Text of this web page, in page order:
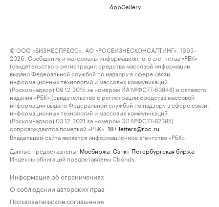
AppGallery
© ООО «БИЗНЕСПРЕСС», АО «РОСБИЗНЕСКОНСАЛТИНГ», 1995–
2026. Сообщения и материалы информационного агентства «РБК»
(свидетельство о регистрации средства массовой информации
выдано Федеральной службой по надзору в сфере связи,
информационных технологий и массовых коммуникаций
(Роскомнадзор) 09.12.2015 за номером ИА №ФС77-63848) и сетевого
издания «РБК» (свидетельство о регистрации средства массовой
информации выдано Федеральной службой по надзору в сфере связи,
информационных технологий и массовых коммуникаций
(Роскомнадзор) 03.12.2021 за номером ЭЛ №ФС77-82385)
сопровождаются пометкой «РБК».
18+ letters@rbc.ru
Владельцем сайта является информационное агентство «РБК».
Данные предоставлены: Мосбиржа Санкт-Петербургская биржа
Индексы облигаций предоставлены Cbonds.
Информация об ограничениях
О соблюдении авторских прав
Пользовательское соглашение